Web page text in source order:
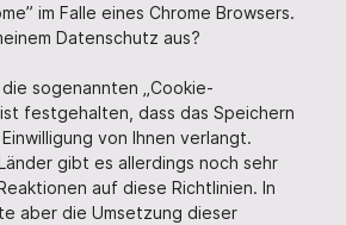
im Falle eines Chrome Browsers.
Datenschutz aus?
sogenannten „Cookie-
ist festgehalten, dass das Speichern
von Ihnen verlangt.
gibt es allerdings noch sehr
auf diese Richtlinien. In
aber die Umsetzung dieser